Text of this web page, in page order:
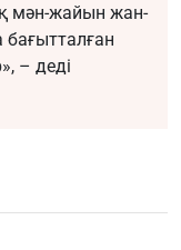
мән-жайын жан-
– деді